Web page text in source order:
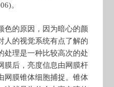
。
色的原因，因为暗心的颜
人的视觉系统有点了解的
处理是一种比较高次的处
膜后，亮度信息由网膜杆
网膜锥体细胞捕捉。锥体